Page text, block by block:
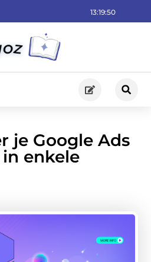
13:19:52
je Google Ads
enkele